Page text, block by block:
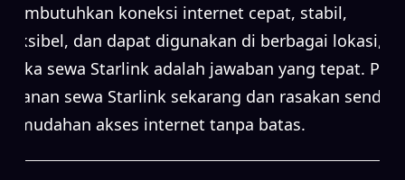
membutuhkan koneksi internet cepat, stabil,
fleksibel, dan dapat digunakan di berbagai lokasi,
maka sewa Starlink adalah jawaban yang tepat. Pilih
layanan sewa Starlink sekarang dan rasakan sendiri
kemudahan akses internet tanpa batas.